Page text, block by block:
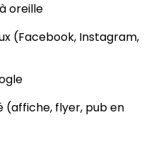
oreille
(Facebook, Instagram,
(affiche, flyer, pub en